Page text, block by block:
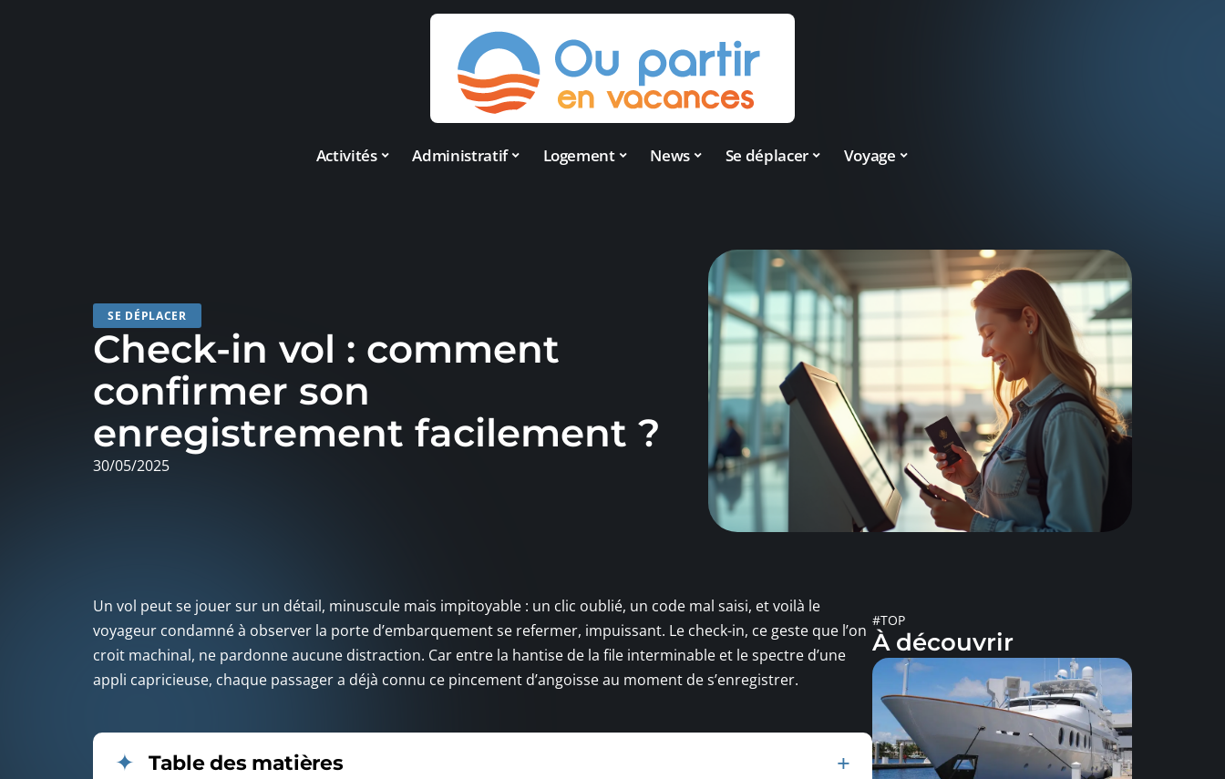
Activités Administratif Logement News Se déplacer Voyage
SE DÉPLACER
Check-in vol : comment
confirmer son
enregistrement facilement ?
30/05/2025
Un vol peut se jouer sur un détail, minuscule mais impitoyable : un clic oublié, un code mal saisi, et voilà le
voyageur condamné à observer la porte d’embarquement se refermer, impuissant. Le check-in, ce geste que l’on
croit machinal, ne pardonne aucune distraction. Car entre la hantise de la file interminable et le spectre d’une
appli capricieuse, chaque passager a déjà connu ce pincement d’angoisse au moment de s’enregistrer.
Table des matières
#TOP
À découvrir